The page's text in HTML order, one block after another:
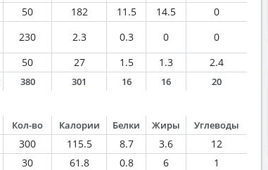
50 182 11.5 14.5
0
230 2.3 0.3 0
0
50 27 1.5 1.3
2.4
380 301 16 16 20
Кол-во Калории Белки Жиры Углеводы
300 115.5 8.7 3.6
12
30 61.8 0.8 6
1